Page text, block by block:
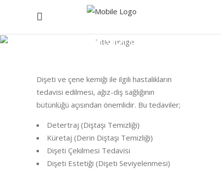
Periodontoloji (Dişeti
Dişeti ve çene kemiği ile ilgili hastalıkların
tedavisi edilmesi, ağız-diş sağlığının
bütünlüğü açısından önemlidir. Bu tedaviler;
Detertraj (Diştaşı Temizliği)
Küretaj (Derin Diştaşı Temizliği)
Dişeti Çekilmesi Tedavisi
Dişeti Estetiği (Dişeti Seviyelenmesi)